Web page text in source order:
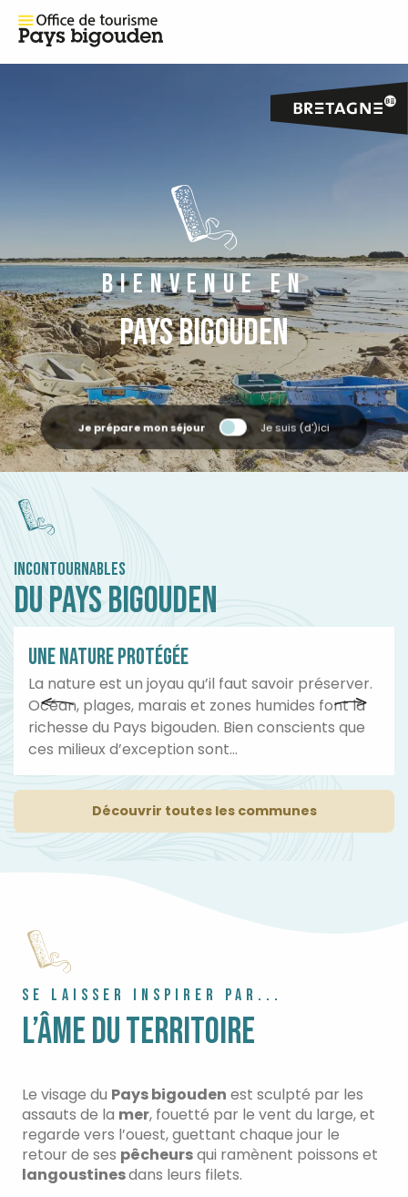
BIENVENUE EN
PAYS BIGOUDEN
Je prépare mon séjour Je suis (d')ici
INCONTOURNABLES
DU PAYS BIGOUDEN
01
UNE NATURE PROTÉGÉE
La nature est un joyau qu’il faut savoir préserver.
Océan, plages, marais et zones humides font la
richesse du Pays bigouden. Bien conscients que
ces milieux d’exception sont...
Découvrir toutes les communes
SE LAISSER INSPIRER PAR...
L’ÂME DU TERRITOIRE
Le visage du Pays bigouden est sculpté par les
assauts de la mer, fouetté par le vent du large, et
regarde vers l’ouest, guettant chaque jour le
retour de ses pêcheursqui ramènent poissons et
langoustinesdans leurs filets.